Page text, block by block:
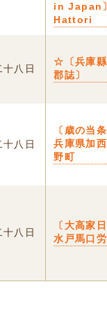
in Japan
Hattori
八日
☆〔兵庫
郡誌〕
八日
〔歳の当
兵庫県加
野町
八日
〔大高家
水戸馬口